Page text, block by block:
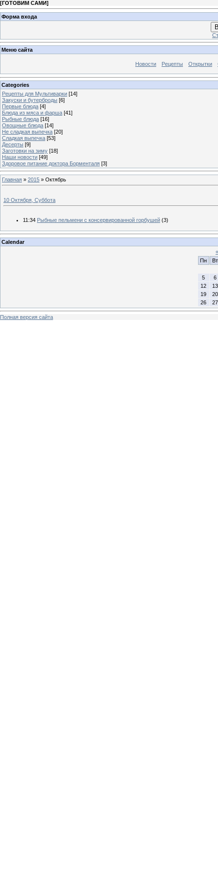
[ГОТОВИМ САМИ]
Форма входа
Меню сайта
Новости Рецепты Открытки
Categories
Рецепты для Мультиварки [14]
Закуски и бутерброды [6]
Первые блюда [4]
Блюда из мяса и фарша [41]
Рыбные блюда [16]
Овощные блюда [14]
Не сладкая выпечка [20]
Сладкая выпечка [53]
Десерты [9]
Заготовки на зиму [18]
Наши новости [49]
Здоровое питание доктора Борменталя [3]
Главная » 2015 » Октябрь
10 Октября, Суббота
11:34 Рыбные пельмени с консервированной горбушей (3)
Calendar
«
Пн
Вт
5
6
12
13
19
20
26
27
Полная версия сайта